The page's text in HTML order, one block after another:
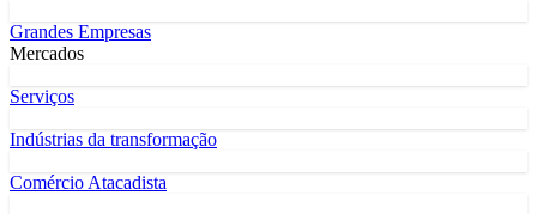
Grandes Empresas
Mercados
Serviços
Indústrias da transformação
Comércio Atacadista